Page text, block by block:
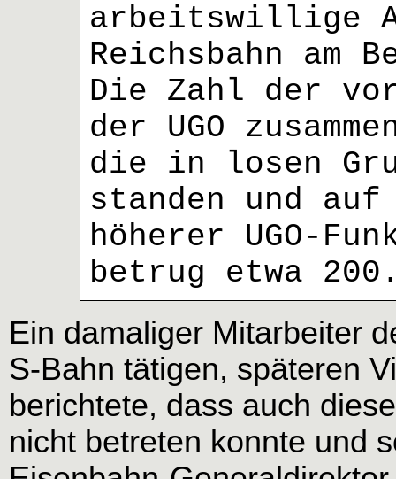
arbeitswillige
Reichsbahn am
Die Zahl der vor
der UGO
die in losen
standen und auf
höherer UGO-
betrug etwa
Ein damaliger Mitarbeiter
S-Bahn tätigen, späteren
berichtete, dass auch
nicht betreten konnte und